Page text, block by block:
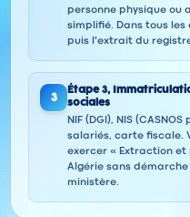
personne physique ou
simplifié. Dans tous
puis l'extrait du
3
Étape 3,
sociales
NIF (DGI), NIS
salariés, carte fiscale.
exercer « Extraction
Algérie sans
ministère.